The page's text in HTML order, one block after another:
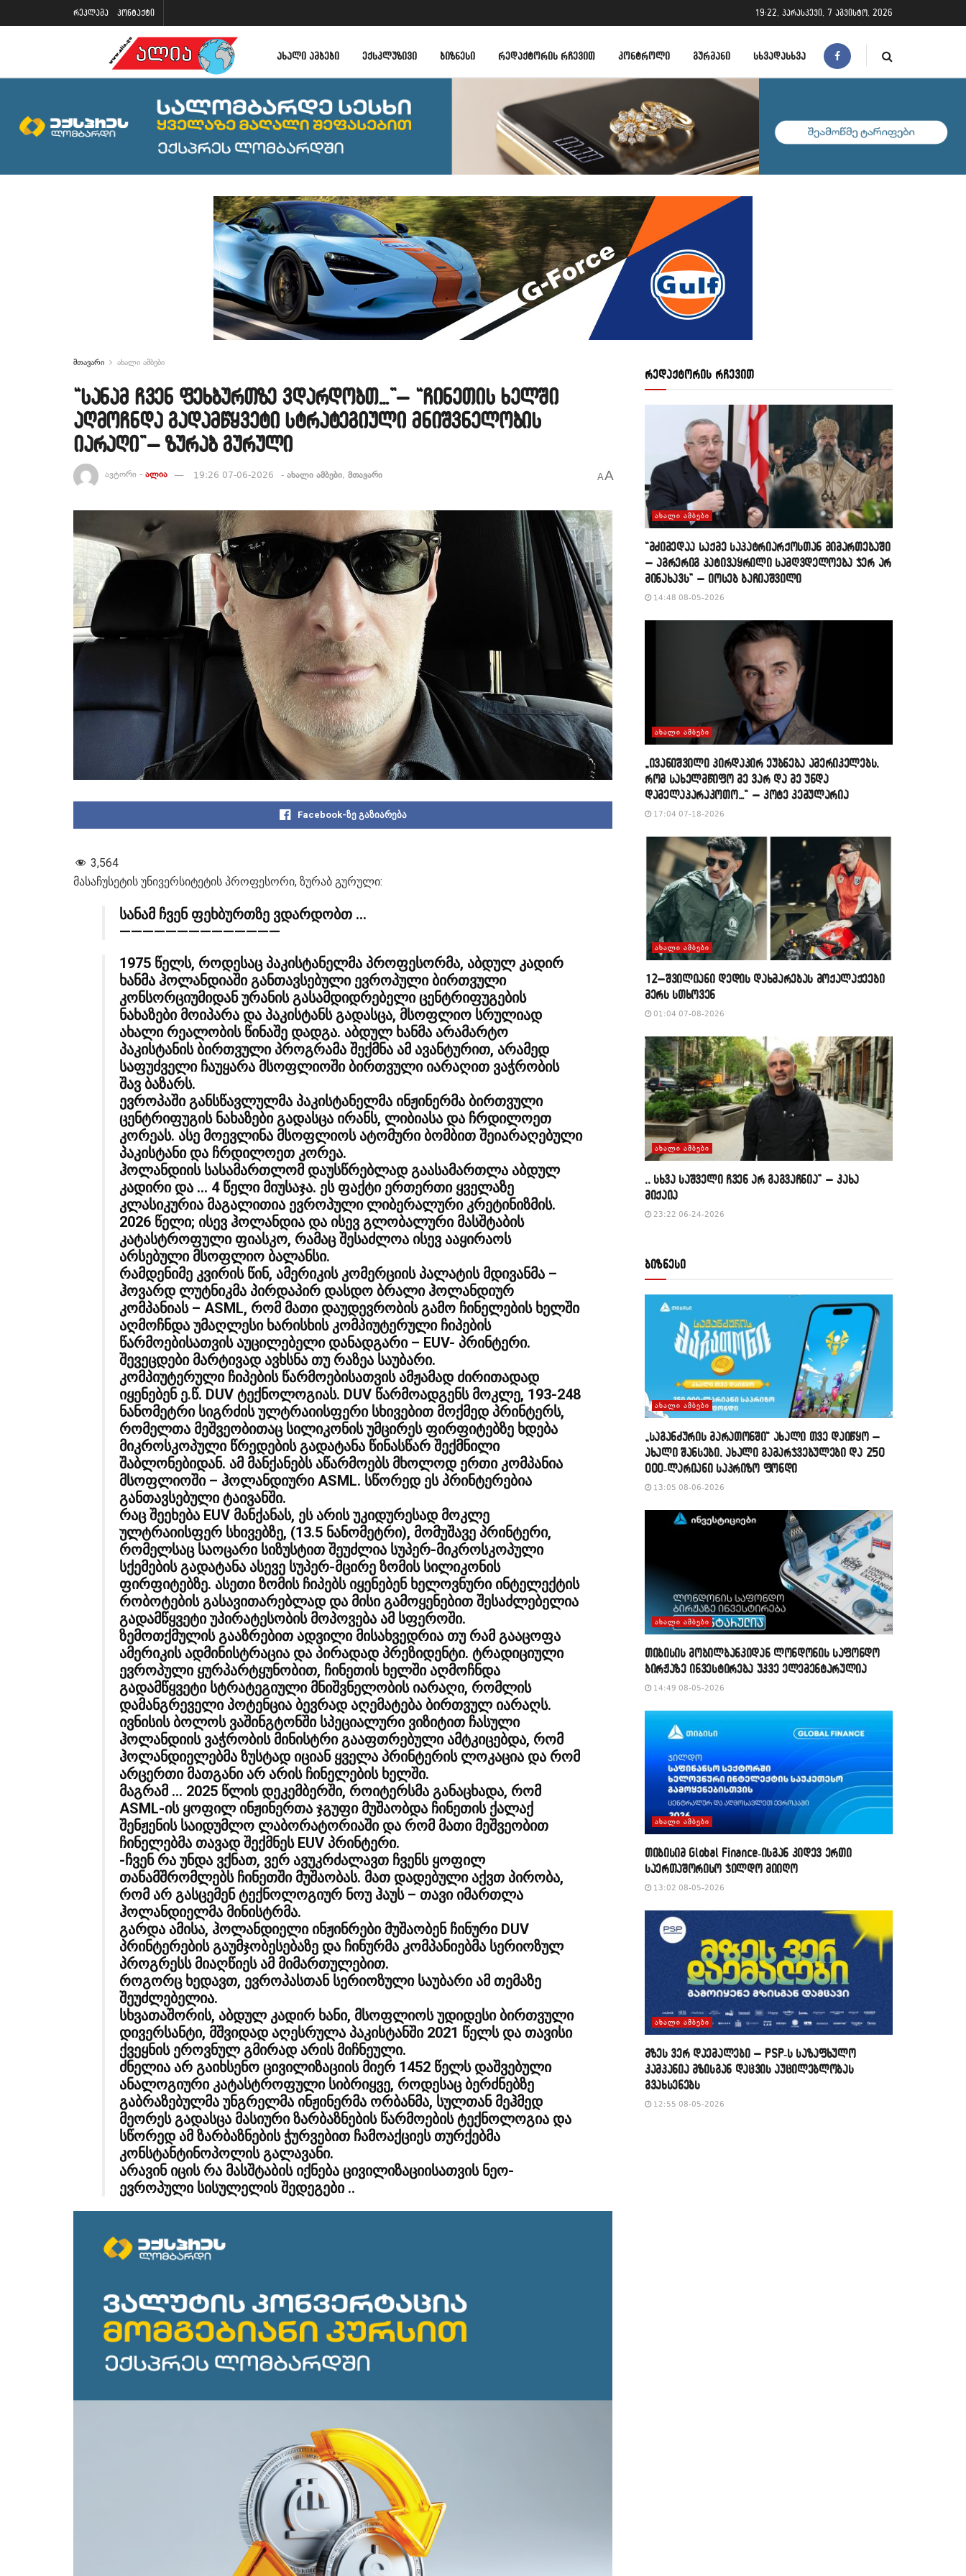
რეკლამა კონტაქტი 19:22, პარასკევი, 7 აგვისტო, 2026
ᲐᲮᲐᲚᲘ ᲐᲛᲑᲔᲑᲘ ᲔᲥᲡᲙᲚᲣᲖᲘᲕᲘ ᲑᲘᲖᲜᲔᲡᲘ ᲠᲔᲓᲐᲥᲢᲝᲠᲘᲡ ᲠᲩᲔᲕᲘᲗ ᲙᲝᲜᲢᲠᲝᲚᲘ ᲒᲣᲠᲛᲐᲜᲘ ᲡᲮᲕᲐᲓᲐᲡᲮᲕᲐ
მთავარი ახალი ამბები
“სანამ ჩვენ ფეხბურთზე ვდარდობთ…”– “ჩინეთის ხელში
აღმოჩნდა გადამწყვეტი სტრატეგიული მნიშვნელობის
იარაღი”– ზურაბ გურული
ავტორი - ალია 19:26 07-06-2026 - ახალი ამბები, მთავარი AA
Facebook-ზე გაზიარება
3,564
მასაჩუსეტის უნივერსიტეტის პროფესორი, ზურაბ გურული:
სანამ ჩვენ ფეხბურთზე ვდარდობთ …
——————————————
1975 წელს, როდესაც პაკისტანელმა პროფესორმა, აბდულ კადირ
ხანმა ჰოლანდიაში განთავსებული ევროპული ბირთვული
კონსორციუმიდან ურანის გასამდიდრებელი ცენტრიფუგების
ნახაზები მოიპარა და პაკისტანს გადასცა, მსოფლიო სრულიად
ახალი რეალობის წინაშე დადგა. აბდულ ხანმა არამარტო
პაკისტანის ბირთვული პროგრამა შექმნა ამ ავანტურით, არამედ
საფუძველი ჩაუყარა მსოფლიოში ბირთვული იარაღით ვაჭრობის
შავ ბაზარს.
ევროპაში განსწავლულმა პაკისტანელმა ინჟინერმა ბირთვული
ცენტრიფუგის ნახაზები გადასცა ირანს, ლიბიასა და ჩრდილოეთ
კორეას. ასე მოევლინა მსოფლიოს ატომური ბომბით შეიარაღებული
პაკისტანი და ჩრდილოეთ კორეა.
ჰოლანდიის სასამართლომ დაუსწრებლად გაასამართლა აბდულ
კადირი და … 4 წელი მიუსაჯა. ეს ფაქტი ერთერთი ყველაზე
კლასიკურია მაგალითია ევროპული ლიბერალური კრეტინიზმის.
2026 წელი; ისევ ჰოლანდია და ისევ გლობალური მასშტაბის
კატასტროფული ფიასკო, რამაც შესაძლოა ისევ ააყირაოს
არსებული მსოფლიო ბალანსი.
რამდენიმე კვირის წინ, ამერიკის კომერციის პალატის მდივანმა –
ჰოვარდ ლუტნიკმა პირდაპირ დასდო ბრალი ჰოლანდიურ
კომპანიას – ASML, რომ მათი დაუდევრობის გამო ჩინელების ხელში
აღმოჩნდა უმაღლესი ხარისხის კომპიუტერული ჩიპების
წარმოებისათვის აუცილებელი დანადგარი – EUV- პრინტერი.
შევეცდები მარტივად ავხსნა თუ რაზეა საუბარი.
კომპიუტერული ჩიპების წარმოებისათვის ამჟამად ძირითადად
იყენებენ ე.წ. DUV ტექნოლოგიას. DUV წარმოადგენს მოკლე, 193-248
ნანომეტრი სიგრძის ულტრაიისფერი სხივებით მოქმედ პრინტერს,
რომელთა მეშვეობითაც სილიკონის უმცირეს ფირფიტებზე ხდება
მიკროსკოპული წრედების გადატანა წინასწარ შექმნილი
შაბლონებიდან. ამ მანქანებს აწარმოებს მხოლოდ ერთი კომპანია
მსოფლიოში – ჰოლანდიური ASML. სწორედ ეს პრინტერებია
განთავსებული ტაივანში.
რაც შეეხება EUV მანქანას, ეს არის უკიდურესად მოკლე
ულტრაიისფერ სხივებზე, (13.5 ნანომეტრი), მომუშავე პრინტერი,
რომელსაც საოცარი სიზუსტით შეუძლია სუპერ-მიკროსკოპული
სქემების გადატანა ასევე სუპერ-მცირე ზომის სილიკონის
ფირფიტებზე. ასეთი ზომის ჩიპებს იყენებენ ხელოვნური ინტელექტის
რობოტების გასავითარებლად და მისი გამოყენებით შესაძლებელია
გადამწყვეტი უპირატესობის მოპოვება ამ სფეროში.
ზემოთქმულის გააზრებით ადვილი მისახვედრია თუ რამ გააცოფა
ამერიკის ადმინისტრაცია და პირადად პრეზიდენტი. ტრადიციული
ევროპული ყურპარტყუნობით, ჩინეთის ხელში აღმოჩნდა
გადამწყვეტი სტრატეგიული მნიშვნელობის იარაღი, რომლის
დამანგრეველი პოტენცია ბევრად აღემატება ბირთვულ იარაღს.
ივნისის ბოლოს ვაშინგტონში სპეციალური ვიზიტით ჩასული
ჰოლანდიის ვაჭრობის მინისტრი გააფთრებული ამტკიცებდა, რომ
ჰოლანდიელებმა ზუსტად იციან ყველა პრინტერის ლოკაცია და რომ
არცერთი მათგანი არ არის ჩინელების ხელში.
მაგრამ … 2025 წლის დეკემბერში, როიტერსმა განაცხადა, რომ
ASML-ის ყოფილ ინჟინერთა ჯგუფი მუშაობდა ჩინეთის ქალაქ
შენჟენის საიდუმლო ლაბორატორიაში და რომ მათი მეშვეობით
ჩინელებმა თავად შექმნეს EUV პრინტერი.
-ჩვენ რა უნდა ვქნათ, ვერ ავუკრძალავთ ჩვენს ყოფილ
თანამშრომლებს ჩინეთში მუშაობას. მათ დადებული აქვთ პირობა,
რომ არ გასცემენ ტექნოლოგიურ ნოუ ჰაუს – თავი იმართლა
ჰოლანდიელმა მინისტრმა.
გარდა ამისა, ჰოლანდიელი ინჟინრები მუშაობენ ჩინური DUV
პრინტერების გაუმჯობესებაზე და ჩინურმა კომპანიებმა სერიოზულ
პროგრესს მიაღწიეს ამ მიმართულებით.
როგორც ხედავთ, ევროპასთან სერიოზული საუბარი ამ თემაზე
შეუძლებელია.
სხვათაშორის, აბდულ კადირ ხანი, მსოფლიოს უდიდესი ბირთვული
დივერსანტი, მშვიდად აღესრულა პაკისტანში 2021 წელს და თავისი
ქვეყნის ეროვნულ გმირად არის მიჩნეული.
ძნელია არ გაიხსენო ცივილიზაციის მიერ 1452 წელს დაშვებული
ანალოგიური კატასტროფული სიბრიყვე, როდესაც ბერძნებზე
გაბრაზებულმა უნგრელმა ინჟინერმა ორბანმა, სულთან მეჰმედ
მეორეს გადასცა მასიური ზარბაზნების წარმოების ტექნოლოგია და
სწორედ ამ ზარბაზნების ჭურვებით ჩამოაქციეს თურქებმა
კონსტანტინოპოლის გალავანი.
არავინ იცის რა მასშტაბის იქნება ცივილიზაციისათვის ნეო-
ევროპული სისულელის შედეგები ..
რედაქტორის რჩევით
ᲐᲮᲐᲚᲘ ᲐᲛᲑᲔᲑᲘ
“მძიმედაა საქმე საპატრიარქოსთან მიმართებაში
– აგრერიგ პატივაყრილი სამღვდელოება ჯერ არ
მინახავს” – იოსებ ბაჩიაშვილი
14:48 08-05-2026
ᲐᲮᲐᲚᲘ ᲐᲛᲑᲔᲑᲘ
„ივანიშვილი პირდაპირ ეუბნება ამერიკელებს,
რომ სახელმწიფო მე ვარ და მე უნდა
დამელაპარაკოთო…“ – კოტე კემულარია
17:04 07-18-2026
ᲐᲮᲐᲚᲘ ᲐᲛᲑᲔᲑᲘ
12–შვილიანი დედის დახმარებას მოქალაქეები
მერს სთხოვენ
01:04 07-08-2026
ᲐᲮᲐᲚᲘ ᲐᲛᲑᲔᲑᲘ
,, სხვა საშველი ჩვენ არ გაგვაჩნია” – კახა
მიქაია
23:22 06-24-2026
ბიზნესი
ᲐᲮᲐᲚᲘ ᲐᲛᲑᲔᲑᲘ
„საგანძურის მარათონში“ ახალი თვე დაიწყო –
ახალი შანსები, ახალი გამარჯვებულები და 250
000-ლარიანი საპრიზო ფონდი
13:05 08-06-2026
ᲐᲮᲐᲚᲘ ᲐᲛᲑᲔᲑᲘ
თიბისის მობილბანკიდან ლონდონის საფონდო
ბირჟაზე ინვესტირება უკვე ელემენტარულია
14:49 08-05-2026
ᲐᲮᲐᲚᲘ ᲐᲛᲑᲔᲑᲘ
თიბისიმ Global Finance-ისგან კიდევ ერთი
საერთაშორისო ჯილდო მიიღო
13:02 08-05-2026
ᲐᲮᲐᲚᲘ ᲐᲛᲑᲔᲑᲘ
მზეს ვერ დაემალები – PSP-ს საზაფხულო
კამპანია მზისგან დაცვის აუცილებლობას
გვახსენებს
12:55 08-05-2026